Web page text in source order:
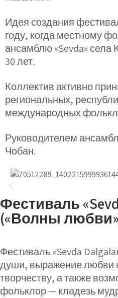
Идея создания
году, когда местному
ансамблю «Sevda» села
30 лет.
Коллектив активно
региональных,
международных
Руководителем
Чобан.
Фестиваль
(«Волны
Фестиваль «Sevda
души, выражение любви
творчеству, а также
фольклор — кладезь